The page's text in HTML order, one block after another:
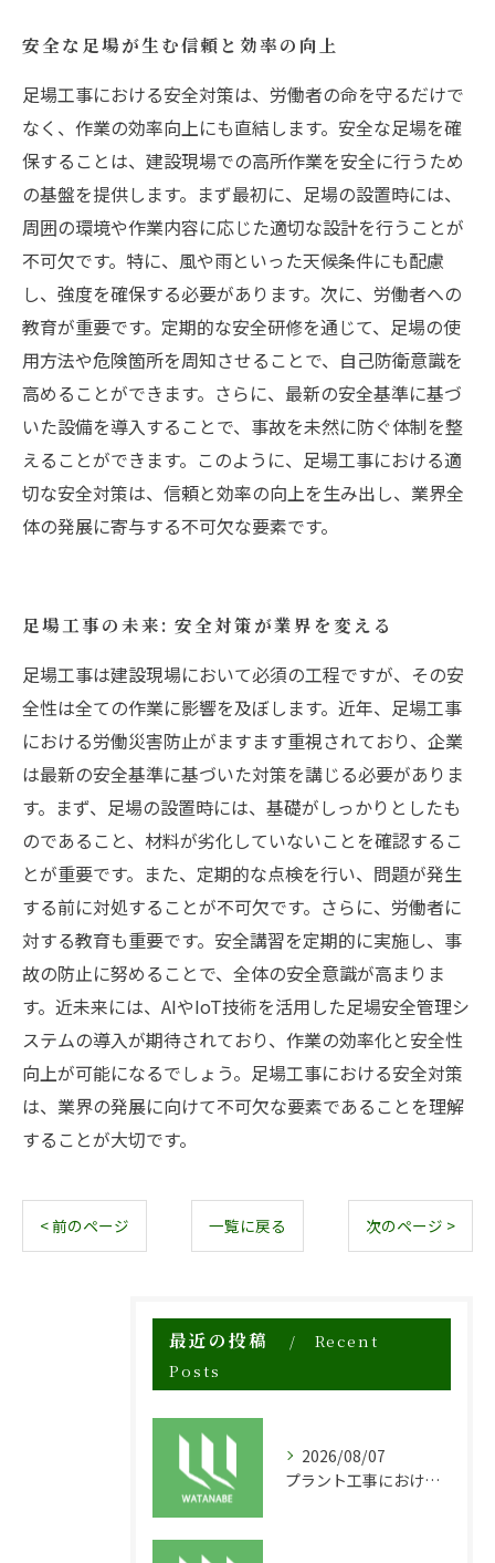
安全な足場が生む信頼と効率の向上
足場工事における安全対策は、労働者の命を守るだけで
なく、作業の効率向上にも直結します。安全な足場を確
保することは、建設現場での高所作業を安全に行うため
の基盤を提供します。まず最初に、足場の設置時には、
周囲の環境や作業内容に応じた適切な設計を行うことが
不可欠です。特に、風や雨といった天候条件にも配慮
し、強度を確保する必要があります。次に、労働者への
教育が重要です。定期的な安全研修を通じて、足場の使
用方法や危険箇所を周知させることで、自己防衛意識を
高めることができます。さらに、最新の安全基準に基づ
いた設備を導入することで、事故を未然に防ぐ体制を整
えることができます。このように、足場工事における適
切な安全対策は、信頼と効率の向上を生み出し、業界全
体の発展に寄与する不可欠な要素です。
足場工事の未来: 安全対策が業界を変える
足場工事は建設現場において必須の工程ですが、その安
全性は全ての作業に影響を及ぼします。近年、足場工事
における労働災害防止がますます重視されており、企業
は最新の安全基準に基づいた対策を講じる必要がありま
す。まず、足場の設置時には、基礎がしっかりとしたも
のであること、材料が劣化していないことを確認するこ
とが重要です。また、定期的な点検を行い、問題が発生
する前に対処することが不可欠です。さらに、労働者に
対する教育も重要です。安全講習を定期的に実施し、事
故の防止に努めることで、全体の安全意識が高まりま
す。近未来には、AIやIoT技術を活用した足場安全管理シ
ステムの導入が期待されており、作業の効率化と安全性
向上が可能になるでしょう。足場工事における安全対策
は、業界の発展に向けて不可欠な要素であることを理解
することが大切です。
< 前のページ 一覧に戻る 次のページ >
最近の投稿
Recent
Posts
2026/08/07
プラント工事における足場工事の安全対策と施工の重要性